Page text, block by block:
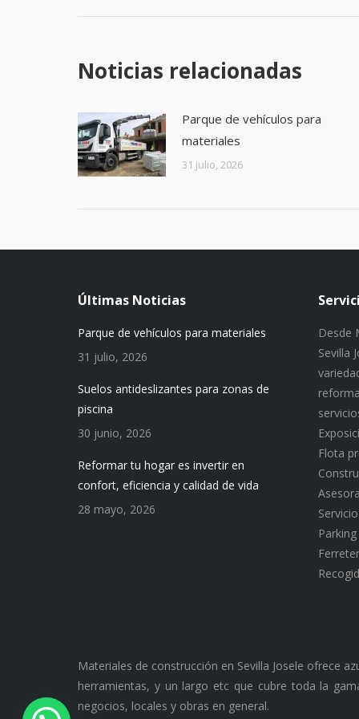
Noticias relacionadas
Parque de vehículos para
materiales
31 julio, 2026
Últimas Noticias
Parque de vehículos para materiales
31 julio, 2026
Suelos antideslizantes para zonas de
piscina
30 junio, 2026
Reformar tu hogar es invertir en
confort, eficiencia y calidad de vida
28 mayo, 2026
Desde
Sevilla
Flota
Materiales de construcción en Sevilla Josele ofrece
herramientas, y un largo etc que cubre toda la
negocios, locales y obras en general.